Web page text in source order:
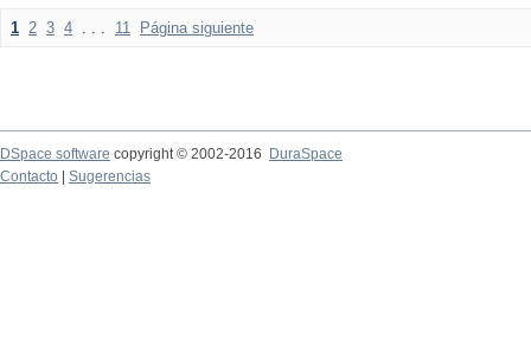
1 2 3 4 . . . 11 Página siguiente
DSpace software copyright © 2002-2016
DuraSpace
Contacto
Sugerencias